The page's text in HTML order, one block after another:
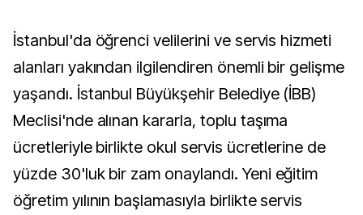
İstanbul'da öğrenci velilerini ve servis hizmeti
alanları yakından ilgilendiren önemli bir gelişme
yaşandı. İstanbul Büyükşehir Belediye (İBB)
Meclisi'nde alınan kararla, toplu taşıma
ücretleriyle birlikte okul servis ücretlerine de
yüzde 30'luk bir zam onaylandı. Yeni eğitim
öğretim yılının başlamasıyla birlikte servis